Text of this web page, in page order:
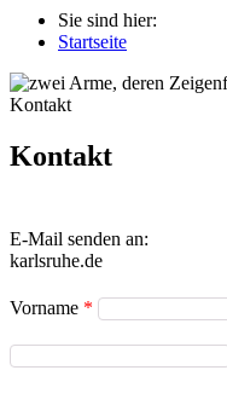
Sie sind hier:
Startseite
Kontakt
E-Mail senden an:
karlsruhe.de
Vorname